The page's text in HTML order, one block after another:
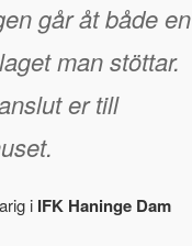
går åt både en
man stöttar.
er till
i IFK Haninge Dam